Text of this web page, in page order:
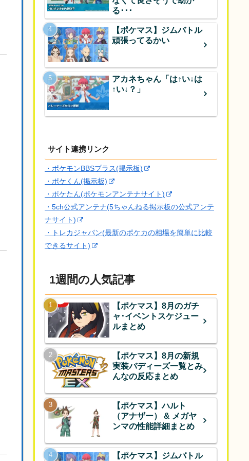
る･･･
【ポケマス】ジムバトル
頑張ってるかい
アカネちゃん「は↑い↓は
↑い↓？」
サイト連携リンク
・ポケモンBBSプラス(掲示板)
・ポケくん(掲示板)
・ポケたん(ポケモンアンテナサイト)
・5ch公式アンテナ(5ちゃんねる掲示板の公式アンテ
ナサイト)
・トレカジャパン(最新のポケカの相場を簡単に比較
できるサイト)
1週間の人気記事
【ポケマス】8月のガチ
ャ･イベントスケジュー
ルまとめ
【ポケマス】8月の新規
実装バディーズ一覧とみ
んなの反応まとめ
【ポケマス】ハルト
（アナザー） & メガヤ
ンマの性能詳細まとめ
【ポケマス】ジムバトル